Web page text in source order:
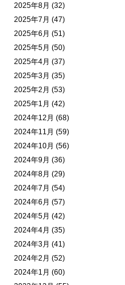
2025年8月 (32)
2025年7月 (47)
2025年6月 (51)
2025年5月 (50)
2025年4月 (37)
2025年3月 (35)
2025年2月 (53)
2025年1月 (42)
2024年12月 (68)
2024年11月 (59)
2024年10月 (56)
2024年9月 (36)
2024年8月 (29)
2024年7月 (54)
2024年6月 (57)
2024年5月 (42)
2024年4月 (35)
2024年3月 (41)
2024年2月 (52)
2024年1月 (60)